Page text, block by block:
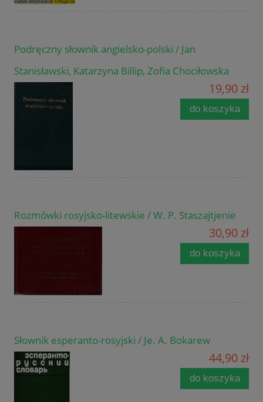
Podręczny słownik angielsko-polski / Jan
Stanisławski, Katarzyna Billip, Zofia Chociłowska
19,90 zł
do koszyka
Rozmówki rosyjsko-litewskie / W. P. Staszajtjenie
30,90 zł
do koszyka
Słownik esperanto-rosyjski / Je. A. Bokarew
44,90 zł
do koszyka